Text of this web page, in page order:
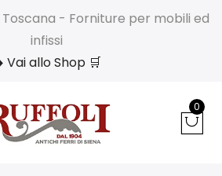
- Forniture per mobili ed
infissi
Vai allo Shop 🛒
0